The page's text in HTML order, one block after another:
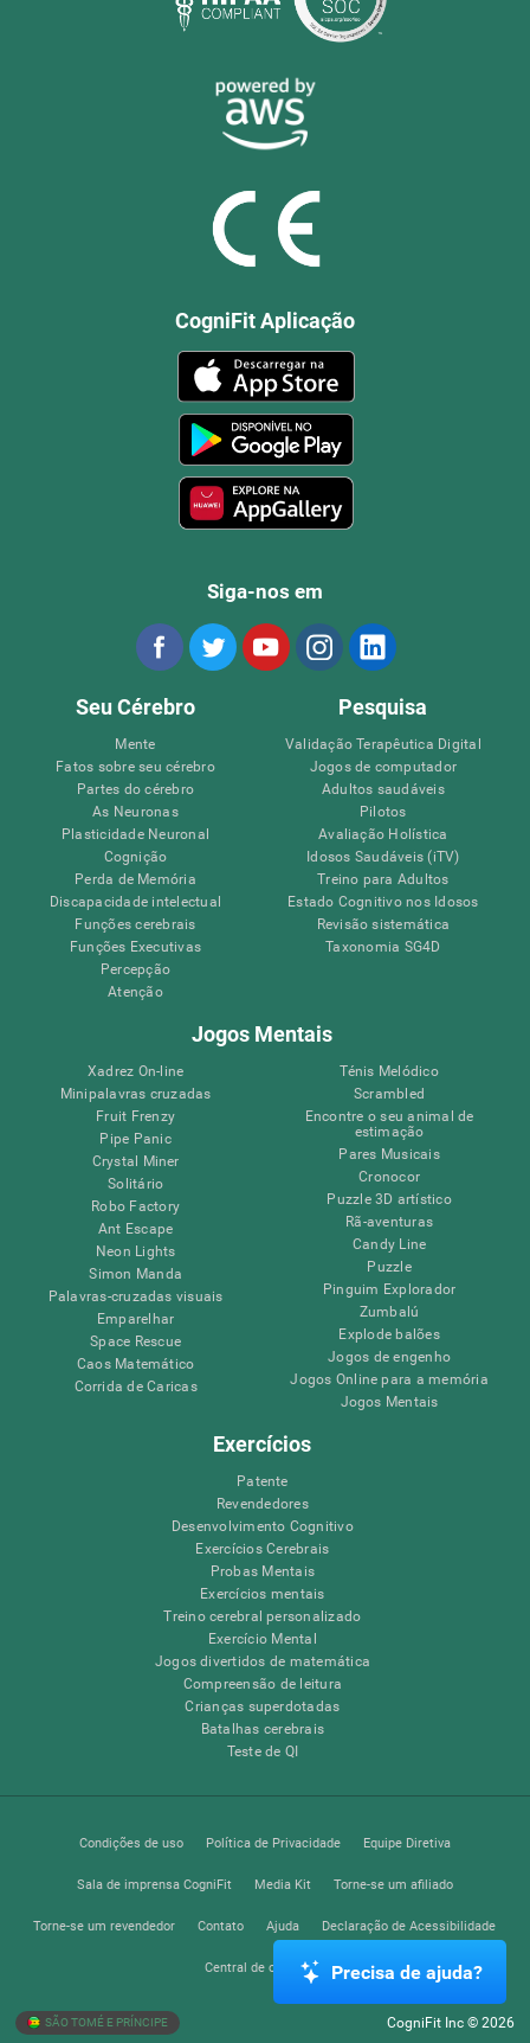
CogniFit Aplicação
Siga-nos em
Seu Cérebro
Mente
Fatos sobre seu cérebro
Partes do cérebro
As Neuronas
Plasticidade Neuronal
Cognição
Perda de Memória
Discapacidade intelectual
Funções cerebrais
Funções Executivas
Percepção
Atenção
Pesquisa
Validação Terapêutica Digital
Jogos de computador
Adultos saudáveis
Pilotos
Avaliação Holística
Idosos Saudáveis (iTV)
Treino para Adultos
Estado Cognitivo nos Idosos
Revisão sistemática
Taxonomia SG4D
Jogos Mentais
Xadrez On-line
Minipalavras cruzadas
Fruit Frenzy
Pipe Panic
Crystal Miner
Solitário
Robo Factory
Ant Escape
Neon Lights
Simon Manda
Palavras-cruzadas visuais
Emparelhar
Space Rescue
Caos Matemático
Corrida de Caricas
Ténis Melódico
Scrambled
Encontre o seu animal de
estimação
Pares Musicais
Cronocor
Puzzle 3D artístico
Rã-aventuras
Candy Line
Puzzle
Pinguim Explorador
Zumbalú
Explode balões
Jogos de engenho
Jogos Online para a memória
Jogos Mentais
Exercícios
Patente
Revendedores
Desenvolvimento Cognitivo
Exercícios Cerebrais
Probas Mentais
Exercícios mentais
Treino cerebral personalizado
Exercício Mental
Jogos divertidos de matemática
Compreensão de leitura
Crianças superdotadas
Batalhas cerebrais
Teste de QI
Condições de uso Política de Privacidade Equipe Diretiva
Sala de imprensa CogniFit Media Kit Torne-se um afiliado
Torne-se um revendedor Contato Ajuda Declaração de Acessibilidade
Central de confiança
SÃO TOMÉ E PRÍNCIPE CogniFit Inc © 2026
Precisa de ajuda?